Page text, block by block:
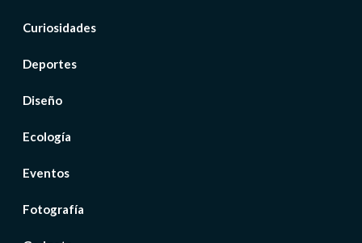
Curiosidades
Deportes
Diseño
Ecología
Eventos
Fotografía